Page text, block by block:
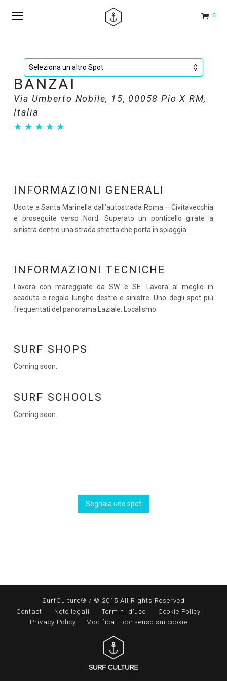
0
BANZAI
Via Umberto Nobile, 15, 00058 Pio X RM,
Italia
★ ★ ★ ★ ★
★ ★ ★ ★ ★
INFORMAZIONI GENERALI
Uscite a Santa Marinella dall’autostrada Roma – Civitavecchia
e proseguite verso Nord. Superato un ponticello girate a
sinistra dentro una strada stretta che porta in spiaggia.
INFORMAZIONI TECNICHE
Lavora con mareggiate da SW e SE. Lavora al meglio in
scaduta e regala lunghe destre e sinistre. Uno degli spot più
frequentati del panorama Laziale. Localismo.
SURF SHOPS
Coming soon.
SURF SCHOOLS
Coming soon.
Segnala uno spot
SurfCulture® / © 2015 All Rights Reserved
Contact
Note legali Termini d’uso
Cookie Policy
Privacy Policy
Modifica il consenso sui cookie